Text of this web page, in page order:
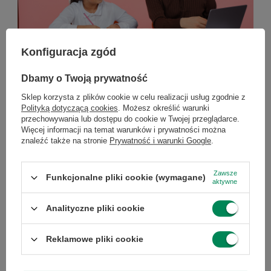
Komputer dla nauczyciela – jaki wybrać w 2026
roku?
Komputer dla nauczyciela – jaki wybrać w 2026 roku?
Komputer to podstawowe narzędzie pracy każdego
dziennik, pakiet biurowy, prezentacje oraz lekcje online.
Dla większości użytkowników najlepszym wyborem
będzie laptop z procesorem Intel Core i5 lub AMD Ryzen
5, 16 GB pamięci RAM i dyskiem SSD 512 GB. Coraz
większą popularnością cieszą się także komputery
poleasingowe klasy biznesowej, które oferują wysoką
wydajność, solidne wykonanie i korzystniejszą cenę niż
Konfiguracja zgód
Dbamy o Twoją prywatność
Sklep korzysta z plików cookie w celu realizacji usług zgodnie z
Polityką dotyczącą cookies. Możesz określić warunki
przechowywania lub dostępu do cookie w Twojej przeglądarce.
Więcej informacji na temat warunków i prywatności można
znaleźć także na stronie Prywatność i warunki Google.
Funkcjonalne pliki cookie (wymagane)
Zawsze
aktywne
Analityczne pliki cookie
Reklamowe pliki cookie